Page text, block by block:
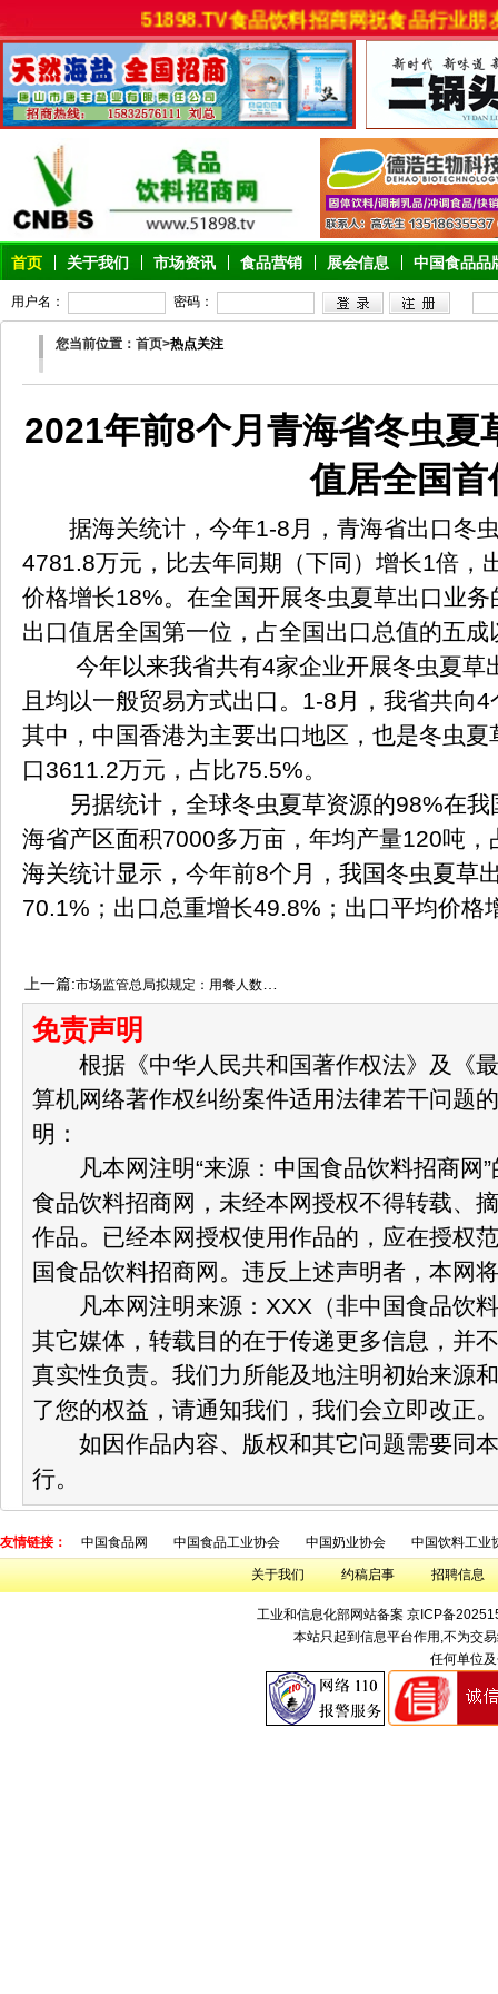
51898.TV食品饮料招商网祝食品行业朋友
首页 关于我们 市场资讯 食品营销 展会信息 中国食品品
用户名： 密码：
您当前位置：首页>热点关注
2021年前8个月青海省冬虫夏
值居全国首
据海关统计，今年1-8月，青海省出口冬
4781.8万元，比去年同期（下同）增长1倍，
价格增长18%。在全国开展冬虫夏草出口业
出口值居全国第一位，占全国出口总值的五成
今年以来我省共有4家企业开展冬虫夏草
且均以一般贸易方式出口。1-8月，我省共向
其中，中国香港为主要出口地区，也是冬虫
口3611.2万元，占比75.5%。
另据统计，全球冬虫夏草资源的98%在我
海省产区面积7000多万亩，年均产量120吨
海关统计显示，今年前8个月，我国冬虫夏草
70.1%；出口总重增长49.8%；出口平均价格
上一篇:市场监管总局拟规定：用餐人数300人以上的幼儿园食堂应配备食品安全总监
免责声明
根据《中华人民共和国著作权法》及《最
算机网络著作权纠纷案件适用法律若干问题
明：
凡本网注明“来源：中国食品饮料招商网”
食品饮料招商网，未经本网授权不得转载、
作品。已经本网授权使用作品的，应在授权
国食品饮料招商网。违反上述声明者，本网
凡本网注明来源：XXX（非中国食品饮料
其它媒体，转载目的在于传递更多信息，并
真实性负责。我们力所能及地注明初始来源
了您的权益，请通知我们，我们会立即改正。
如因作品内容、版权和其它问题需要同本
行。
友情链接： 中国食品网 中国食品工业协会 中国奶业协会 中国饮料工业
关于我们 约稿启事 招聘信息
工业和信息化部网站备案 京ICP备
本站只起到信息平台作用,不为交
任何单位